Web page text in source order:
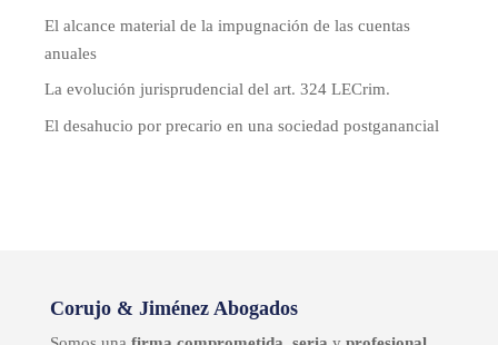
El alcance material de la impugnación de las cuentas
anuales
La evolución jurisprudencial del art. 324 LECrim.
El desahucio por precario en una sociedad postganancial
Corujo & Jiménez Abogados